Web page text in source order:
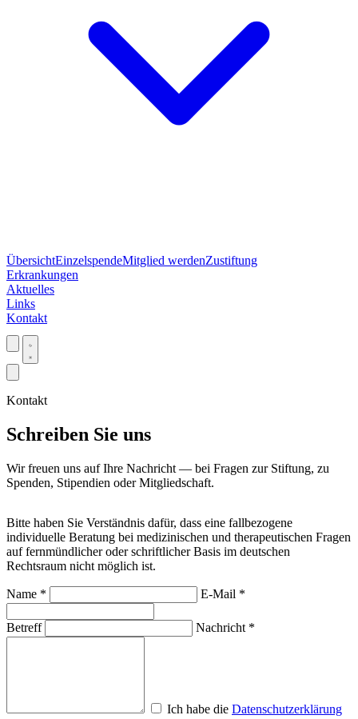
ÜbersichtEinzelspendeMitglied werdenZustiftung
Erkrankungen
Aktuelles
Links
Kontakt
Kontakt
Schreiben Sie uns
Wir freuen uns auf Ihre Nachricht — bei Fragen zur Stiftung, zu
Spenden, Stipendien oder Mitgliedschaft.
Bitte haben Sie Verständnis dafür, dass eine fallbezogene
individuelle Beratung bei medizinischen und therapeutischen Fragen
auf fernmündlicher oder schriftlicher Basis im deutschen
Rechtsraum nicht möglich ist.
Name * E-Mail *
Betreff Nachricht *
Ich habe die Datenschutzerklärung